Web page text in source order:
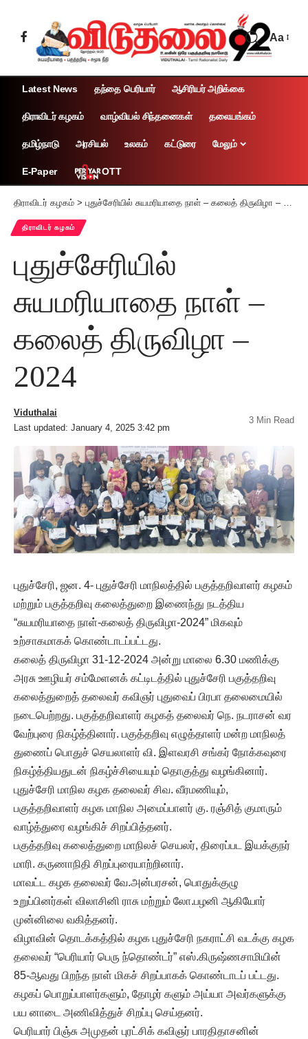
Aa
Latest News தந்தை பெரியார் ஆசிரியர் அறிக்கை
திராவிடர் கழகம் வாழ்வியல் சிந்தனைகள் தலையங்கம்
தமிழ்நாடு அரசியல் உலகம் கட்டுரை மேலும்
E-Paper OTT
திராவிடர் கழகம் > புதுச்சேரியில் சுயமரியாதை நாள் – கலைத் திருவிழா – 2024
திராவிடர் கழகம்
புதுச்சேரியில்
சுயமரியாதை நாள் –
கலைத் திருவிழா –
2024
Last updated: January 4, 2025 3:42 pm
Viduthalai
3 Min Read
புதுச்சேரி, ஜன. 4- புதுச்சேரி மாநிலத்தில் பகுத்தறிவாளர் கழகம்
மற்றும் பகுத்தறிவு கலைத்துறை இணைந்து நடத்திய
“சுயமரியாதை நாள்-கலைத் திருவிழா-2024” மிகவும்
உற்சாகமாகக் கொண்டாடப்பட்டது.
கலைத் திருவிழா 31-12-2024 அன்று மாலை 6.30 மணிக்கு
அரசு ஊழியர் சம்மேளனக் கட்டிடத்தில் புதுச்சேரி பகுத்தறிவு
கலைத்துறைத் தலைவர் கவிஞர் புதுவைப் பிரபா தலைமையில்
நடைபெற்றது. பகுத்தறிவாளர் கழகத் தலைவர் நெ. நடராசன் வர
வேற்புரை நிகழ்த்தினார். பகுத்தறிவு எழுத்தாளர் மன்ற மாநிலத்
துணைப் பொதுச் செயலாளர் வி. இளவரசி சங்கர் நோக்கவுரை
நிகழ்த்தியதுடன் நிகழ்ச்சியையும் தொகுத்து வழங்கினார்.
புதுச்சேரி மாநில கழக தலைவர் சிவ. வீரமணியும்,
பகுத்தறிவாளர் கழக மாநில அமைப்பாளர் கு. ரஞ்சித் குமாரும்
வாழ்த்துரை வழங்கிச் சிறப்பித்தனர்.
பகுத்தறிவு கலைத்துறை மாநிலச் செயலர், திரைப்பட இயக்குநர்
மாரி. கருணாநிதி சிறப்புரையாற்றினார்.
மாவட்ட கழக தலைவர் வே.அன்பரசன், பொதுக்குழு
உறுப்பினர்கள் விலாசினி ராசு மற்றும் லோ.பழனி ஆகியோர்
முன்னிலை வகித்தனர்.
விழாவின் தொடக்கத்தில் கழக புதுச்சேரி நகராட்சி வடக்கு கழக
தலைவர் “பெரியார் பெரு ந்தொண்டர்” எஸ்.கிருஷ்ணசாமியின்
85-ஆவது பிறந்த நாள் மிகச் சிறப்பாகக் கொண்டாடப் பட்டது.
கழகப் பொறுப்பாளர்களும், தோழர் களும் அய்யா அவர்களுக்கு
பய னாடை அணிவித்துச் சிறப்பு செய்தனர்.
பெரியார் பிஞ்சு அமுதன் புரட்சிக் கவிஞர் பாரதிதாசனின்